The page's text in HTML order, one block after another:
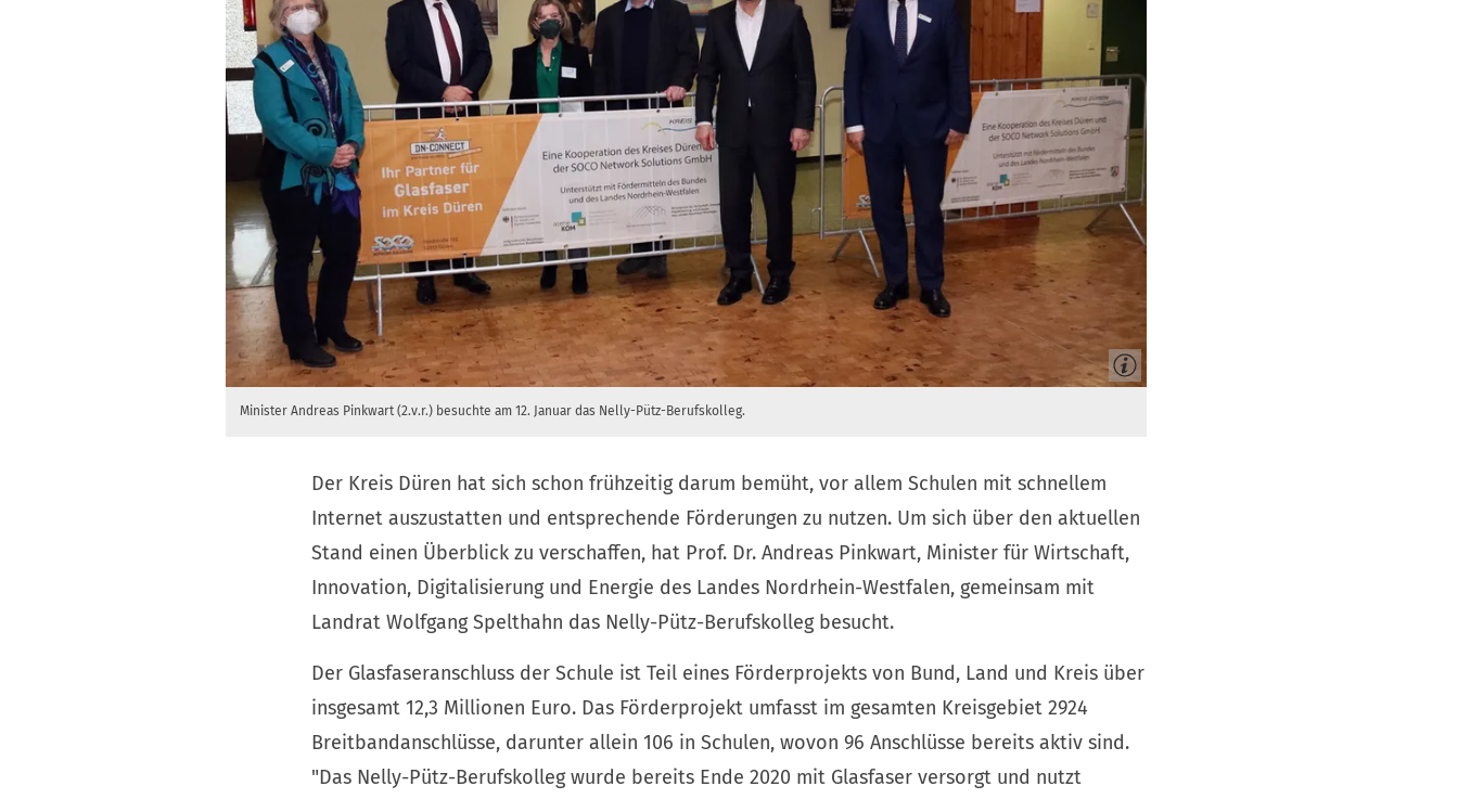
Minister Andreas Pinkwart (2.v.r.) besuchte am 12. Januar das Nelly-Pütz-Berufskolleg.
Der Kreis Düren hat sich schon frühzeitig darum bemüht, vor allem Schulen mit schnellem
Internet auszustatten und entsprechende Förderungen zu nutzen. Um sich über den aktuellen
Stand einen Überblick zu verschaffen, hat Prof. Dr. Andreas Pinkwart, Minister für Wirtschaft,
Innovation, Digitalisierung und Energie des Landes Nordrhein-Westfalen, gemeinsam mit
Landrat Wolfgang Spelthahn das Nelly-Pütz-Berufskolleg besucht.
Der Glasfaseranschluss der Schule ist Teil eines Förderprojekts von Bund, Land und Kreis über
insgesamt 12,3 Millionen Euro. Das Förderprojekt umfasst im gesamten Kreisgebiet 2924
Breitbandanschlüsse, darunter allein 106 in Schulen, wovon 96 Anschlüsse bereits aktiv sind.
"Das Nelly-Pütz-Berufskolleg wurde bereits Ende 2020 mit Glasfaser versorgt und nutzt